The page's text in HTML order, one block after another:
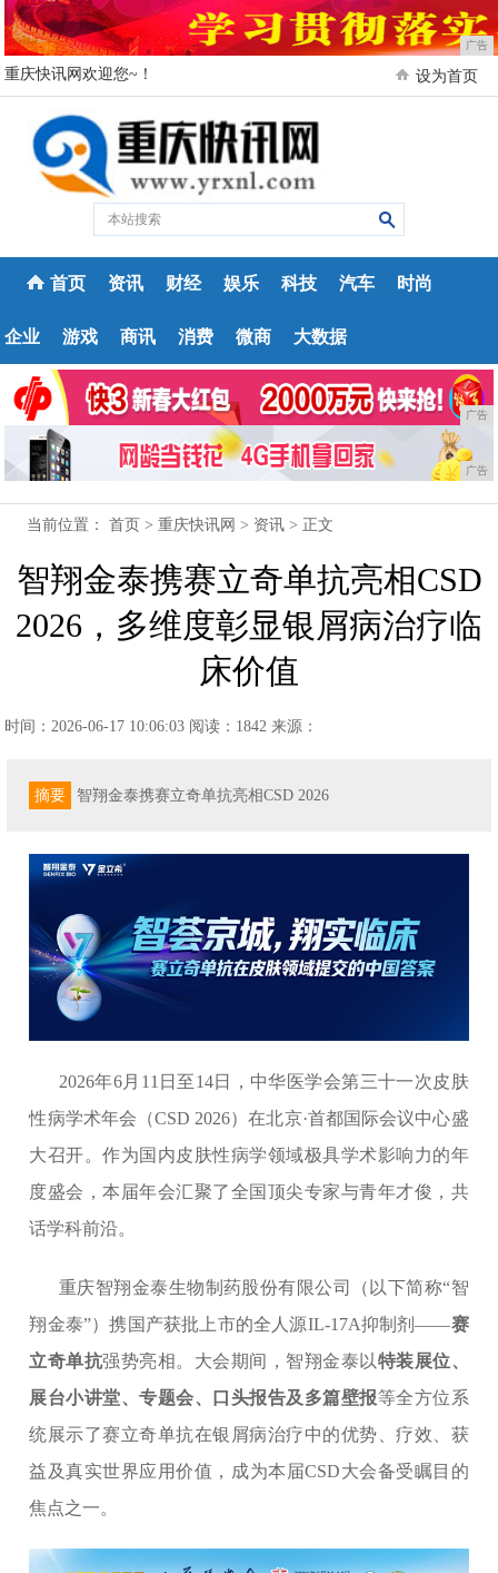
广告
重庆快讯网欢迎您~！ 设为首页
首页 资讯 财经 娱乐 科技 汽车 时尚
企业 游戏 商讯 消费 微商 大数据
广告
广告
当前位置：首页 >重庆快讯网 > 资讯 > 正文
智翔金泰携赛立奇单抗亮相CSD
2026，多维度彰显银屑病治疗临
床价值
时间：2026-06-17 10:06:03 阅读：1842 来源：
摘要 智翔金泰携赛立奇单抗亮相CSD 2026
2026年6月11日至14日，中华医学会第三十一次皮肤
性病学术年会（CSD 2026）在北京·首都国际会议中心盛
大召开。作为国内皮肤性病学领域极具学术影响力的年
度盛会，本届年会汇聚了全国顶尖专家与青年才俊，共
话学科前沿。
重庆智翔金泰生物制药股份有限公司（以下简称“智
翔金泰”）携国产获批上市的全人源IL-17A抑制剂——赛
立奇单抗强势亮相。大会期间，智翔金泰以特装展位、
展台小讲堂、专题会、口头报告及多篇壁报等全方位系
统展示了赛立奇单抗在银屑病治疗中的优势、疗效、获
益及真实世界应用价值，成为本届CSD大会备受瞩目的
焦点之一。